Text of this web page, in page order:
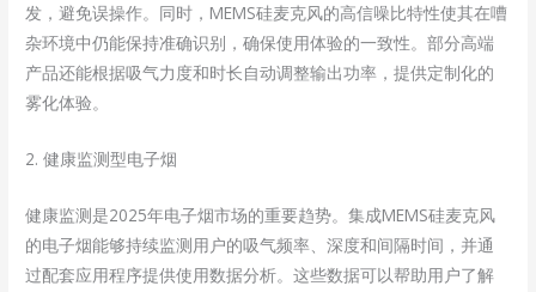
发，避免误操作。同时，MEMS硅麦克风的高信噪比特性使其在嘈
杂环境中仍能保持准确识别，确保使用体验的一致性。部分高端
产品还能根据吸气力度和时长自动调整输出功率，提供定制化的
雾化体验。
2. 健康监测型电子烟
健康监测是2025年电子烟市场的重要趋势。集成MEMS硅麦克风
的电子烟能够持续监测用户的吸气频率、深度和间隔时间，并通
过配套应用程序提供使用数据分析。这些数据可以帮助用户了解